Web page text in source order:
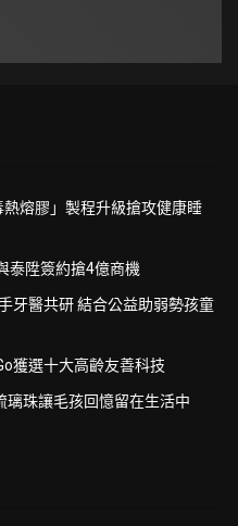
熔膠」製程升級搶攻健康睡
泰陞簽約搶4億商機
牙醫共研 結合公益助弱勢孩童
獲選十大高齡友善科技
璃珠讓毛孩回憶留在生活中